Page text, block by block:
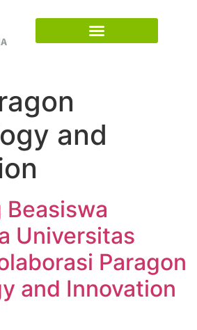
and
Universitas
Paragon
and Innovation